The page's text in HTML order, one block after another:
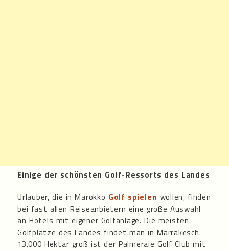
Einige der schönsten Golf-Ressorts des Landes
Urlauber, die in Marokko Golf spielen wollen, finden
bei fast allen Reiseanbietern eine große Auswahl
an Hotels mit eigener Golfanlage. Die meisten
Golfplätze des Landes findet man in Marrakesch.
13.000 Hektar groß ist der Palmeraie Golf Club mit